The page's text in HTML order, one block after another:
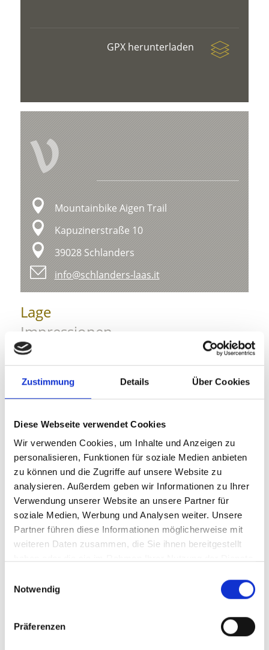
Zustimmung Details Über Cookies
Diese Webseite verwendet Cookies
Wir verwenden Cookies, um Inhalte und Anzeigen zu
personalisieren, Funktionen für soziale Medien anbieten
zu können und die Zugriffe auf unsere Website zu
analysieren. Außerdem geben wir Informationen zu Ihrer
Verwendung unserer Website an unsere Partner für
soziale Medien, Werbung und Analysen weiter. Unsere
Partner führen diese Informationen möglicherweise mit
weiteren Daten zusammen, die Sie ihnen bereitgestellt
Notwendig
Präferenzen
GPX herunterladen
V
Mountainbike Aigen Trail
Kapuzinerstraße 10
39028 Schlanders
info@schlanders-laas.it
Lage
Impressionen